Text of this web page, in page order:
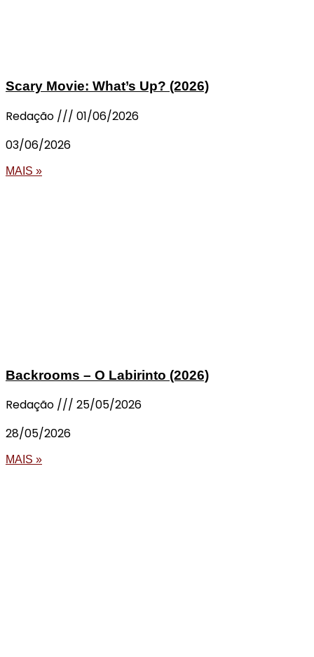
Scary Movie: What’s Up? (2026)
Redação
01/06/2026
03/06/2026
MAIS »
Backrooms – O Labirinto (2026)
Redação
25/05/2026
28/05/2026
MAIS »